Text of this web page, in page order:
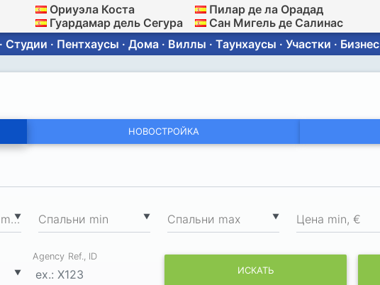
Ориуэла Коста
Гуардамар дель Сегура
Пилар де ла Орадад
Сан Мигель де Салинас
· Пентхаусы · Дома · Виллы · Таунхаусы · Участки · Бизнес
НОВОСТРОЙКА
▼
Общая площадь min, м 2 ▼
Спальни min ▼
Спальни max Цена min, €
▼
Agency Ref., ID
ИСКАТЬ